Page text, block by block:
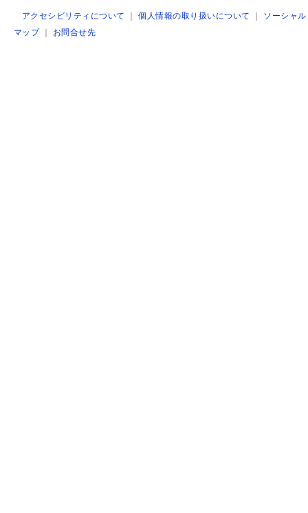
アクセシビリティについて ｜個人情報の取り扱いについて ｜ ソーシャ
マップ｜ お問合せ先